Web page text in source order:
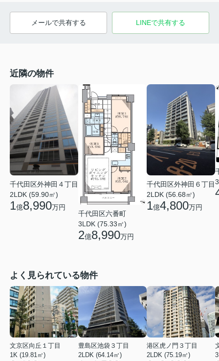
メールで共有する LINEで共有する
近隣の物件
千代田区外神田４丁目
2LDK (59.90㎡)
1億8,990万円
千代田区六番町
3LDK (75.33㎡)
2億8,990万円
千代田区外神田６丁目
2LDK (56.68㎡)
1億4,800万円
よく見られている物件
文京区向丘１丁目
1K (19.81㎡)
豊島区池袋３丁目
2LDK (64.14㎡)
港区虎ノ門３丁目
2LDK (75.19㎡)